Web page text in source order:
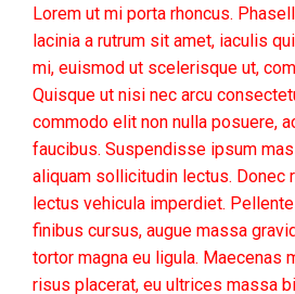
Lorem ut mi porta rhoncus.
lacinia a rutrum sit amet, iaculis
mi, euismod ut scelerisque ut,
Quisque ut nisi nec arcu
commodo elit non nulla posuere,
faucibus. Suspendisse ipsum
aliquam sollicitudin lectus. Donec
lectus vehicula imperdiet.
finibus cursus, augue massa
tortor magna eu ligula. Maecenas
risus placerat, eu ultrices massa